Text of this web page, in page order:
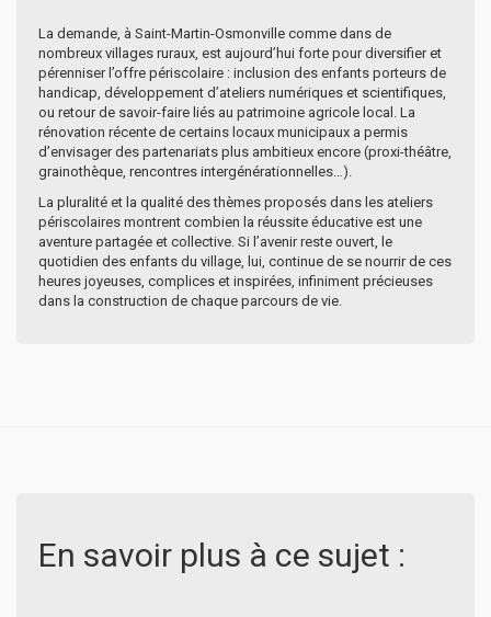
La demande, à Saint-Martin-Osmonville comme dans de
nombreux villages ruraux, est aujourd’hui forte pour diversifier et
pérenniser l’offre périscolaire : inclusion des enfants porteurs de
handicap, développement d’ateliers numériques et scientifiques,
ou retour de savoir-faire liés au patrimoine agricole local. La
rénovation récente de certains locaux municipaux a permis
d’envisager des partenariats plus ambitieux encore (proxi-théâtre,
grainothèque, rencontres intergénérationnelles…).
La pluralité et la qualité des thèmes proposés dans les ateliers
périscolaires montrent combien la réussite éducative est une
aventure partagée et collective. Si l’avenir reste ouvert, le
quotidien des enfants du village, lui, continue de se nourrir de ces
heures joyeuses, complices et inspirées, infiniment précieuses
dans la construction de chaque parcours de vie.
En savoir plus à ce sujet :